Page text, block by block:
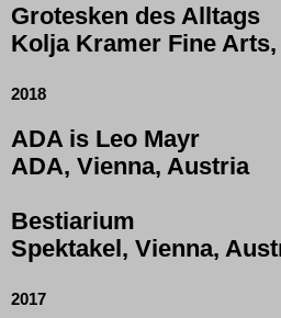
Grotesken des Alltags
Kolja Kramer Fine
2018
ADA is Leo Mayr
ADA, Vienna, Austria
Bestiarium
Spektakel, Vienna,
2017